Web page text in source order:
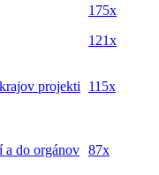
175x
121x
projekti
115x
a do orgánov 87x